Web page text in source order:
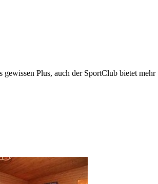
Plus, auch der SportClub bietet mehr